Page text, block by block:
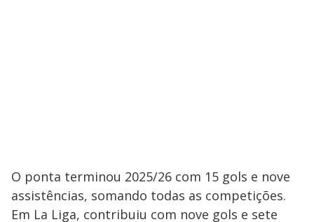
O ponta terminou 2025/26 com 15 gols e nove
assistências, somando todas as competições.
Em La Liga, contribuiu com nove gols e sete